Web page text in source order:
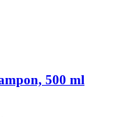
500 ml